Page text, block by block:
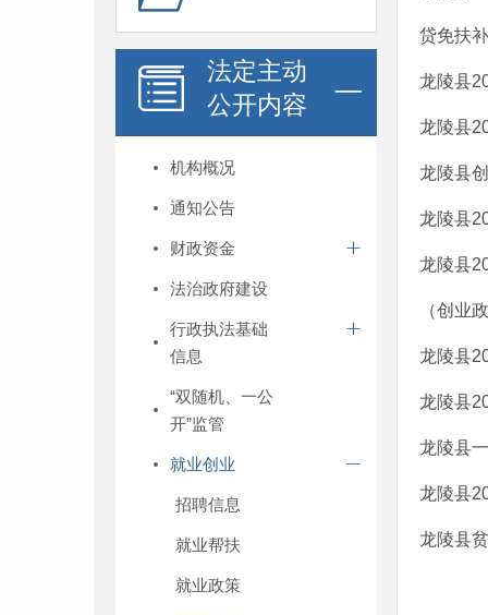
法定主动
公开内容
机构概况
通知公告
财政资金
法治政府建设
行政执法基础
信息
“双随机、一公
开”监管
就业创业
招聘信息
就业帮扶
就业政策
贷免扶
龙陵县
龙陵县
龙陵县
龙陵县
龙陵县
（创业
龙陵县
龙陵县
龙陵县
龙陵县
龙陵县